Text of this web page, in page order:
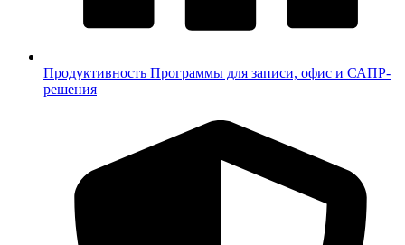
Продуктивность Программы для записи, офис и САПР-
решения